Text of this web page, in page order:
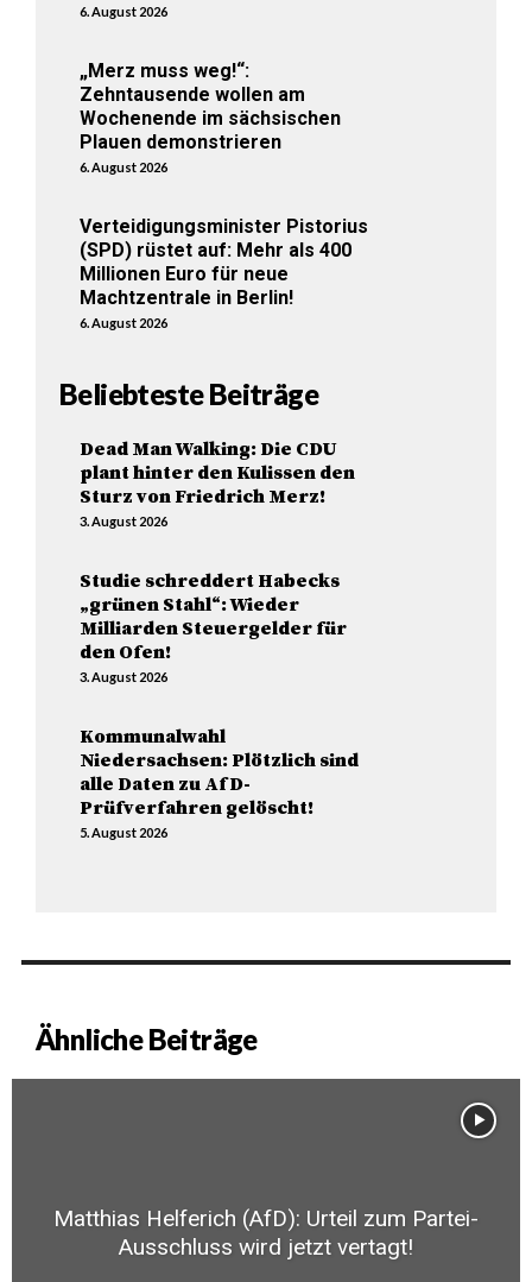
6. August 2026
„Merz muss weg!“:
Zehntausende wollen am
Wochenende im sächsischen
Plauen demonstrieren
6. August 2026
Verteidigungsminister Pistorius
(SPD) rüstet auf: Mehr als 400
Millionen Euro für neue
Machtzentrale in Berlin!
6. August 2026
Beliebteste Beiträge
Dead Man Walking: Die CDU
plant hinter den Kulissen den
Sturz von Friedrich Merz!
3. August 2026
Studie schreddert Habecks
„grünen Stahl“: Wieder
Milliarden Steuergelder für
den Ofen!
3. August 2026
Kommunalwahl
Niedersachsen: Plötzlich sind
alle Daten zu AfD-
Prüfverfahren gelöscht!
5. August 2026
Ähnliche Beiträge
Matthias Helferich (AfD): Urteil zum Partei-
Ausschluss wird jetzt vertagt!